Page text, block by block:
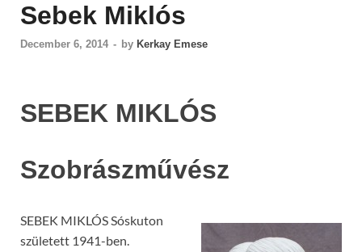
Sebek Miklós
December 6, 2014 - by Kerkay Emese
SEBEK MIKLÓS
Szobrászművész
SEBEK MIKLÓS Sóskuton
született 1941-ben.